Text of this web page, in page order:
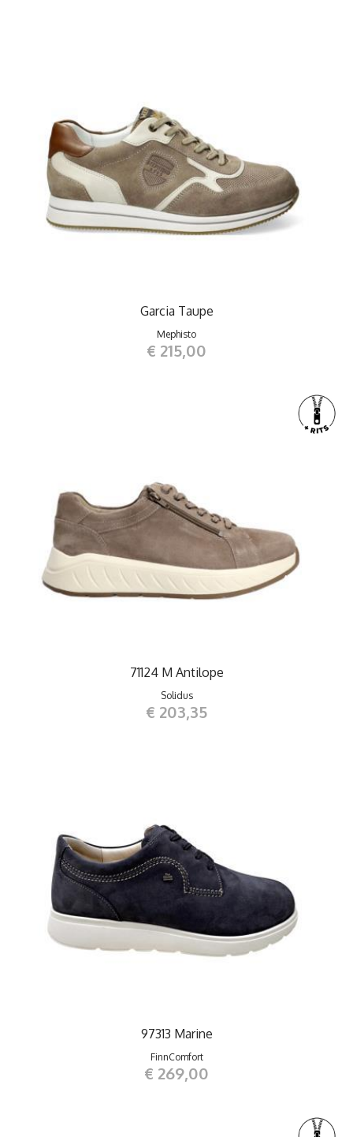
Garcia Taupe
Mephisto
€ 215,00
71124 M Antilope
Solidus
€ 203,35
97313 Marine
FinnComfort
€ 269,00